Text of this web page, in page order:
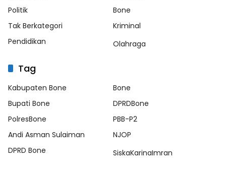
Politik
Bone
Tak Berkategori
Kriminal
Pendidikan
Olahraga
Tag
Kabupaten Bone
Bone
Bupati Bone
DPRDBone
PolresBone
PBB-P2
Andi Asman Sulaiman
NJOP
DPRD Bone
SiskaKarinaImran